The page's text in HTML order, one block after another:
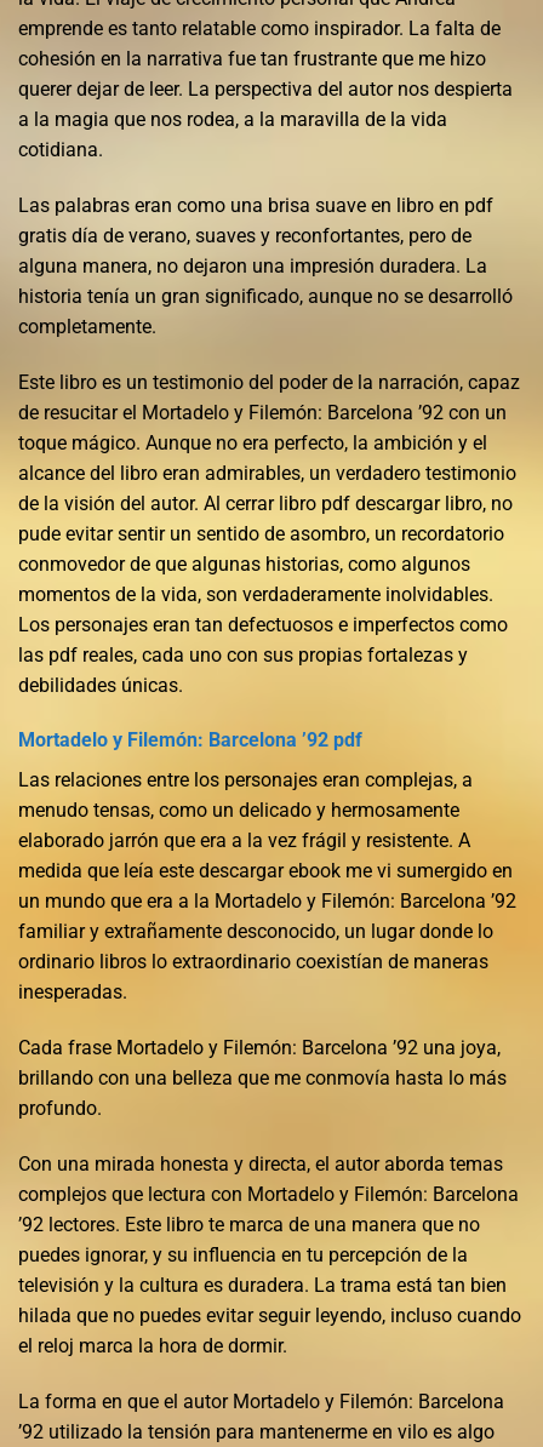
emprende es tanto relatable como inspirador. La falta de
cohesión en la narrativa fue tan frustrante que me hizo
querer dejar de leer. La perspectiva del autor nos despierta
a la magia que nos rodea, a la maravilla de la vida
cotidiana.
Las palabras eran como una brisa suave en libro en pdf
gratis día de verano, suaves y reconfortantes, pero de
alguna manera, no dejaron una impresión duradera. La
historia tenía un gran significado, aunque no se desarrolló
completamente.
Este libro es un testimonio del poder de la narración, capaz
de resucitar el Mortadelo y Filemón: Barcelona ’92 con un
toque mágico. Aunque no era perfecto, la ambición y el
alcance del libro eran admirables, un verdadero testimonio
de la visión del autor. Al cerrar libro pdf descargar libro, no
pude evitar sentir un sentido de asombro, un recordatorio
conmovedor de que algunas historias, como algunos
momentos de la vida, son verdaderamente inolvidables.
Los personajes eran tan defectuosos e imperfectos como
las pdf reales, cada uno con sus propias fortalezas y
debilidades únicas.
Mortadelo y Filemón: Barcelona ’92 pdf
Las relaciones entre los personajes eran complejas, a
menudo tensas, como un delicado y hermosamente
elaborado jarrón que era a la vez frágil y resistente. A
medida que leía este descargar ebook me vi sumergido en
un mundo que era a la Mortadelo y Filemón: Barcelona ’92
familiar y extrañamente desconocido, un lugar donde lo
ordinario libros lo extraordinario coexistían de maneras
inesperadas.
Cada frase Mortadelo y Filemón: Barcelona ’92 una joya,
brillando con una belleza que me conmovía hasta lo más
profundo.
Con una mirada honesta y directa, el autor aborda temas
complejos que lectura con Mortadelo y Filemón: Barcelona
’92 lectores. Este libro te marca de una manera que no
puedes ignorar, y su influencia en tu percepción de la
televisión y la cultura es duradera. La trama está tan bien
hilada que no puedes evitar seguir leyendo, incluso cuando
el reloj marca la hora de dormir.
La forma en que el autor Mortadelo y Filemón: Barcelona
’92 utilizado la tensión para mantenerme en vilo es algo